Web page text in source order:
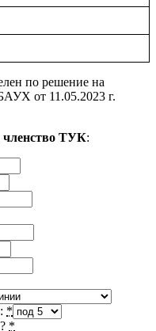
по решение на
от 11.05.2023 г.
членство ТУК:
*
*